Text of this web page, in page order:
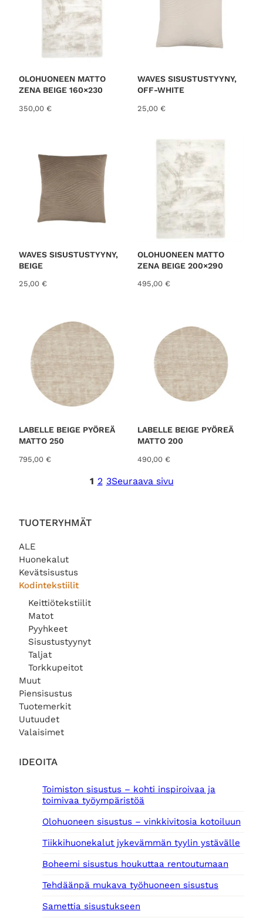
TUOTERYHMÄT
ALE
Huonekalut
Kevätsisustus
Kodintekstiilit
Keittiötekstiilit
Matot
Pyyhkeet
Sisustustyynyt
Taljat
Torkkupeitot
Muut
Piensisustus
Tuotemerkit
Uutuudet
Valaisimet
IDEOITA
Toimiston sisustus – kohti inspiroivaa ja
toimivaa työympäristöä
Olohuoneen sisustus – vinkkivitosia kotoiluun
Tiikkihuonekalut jykevämmän tyylin ystävälle
Boheemi sisustus houkuttaa rentoutumaan
Tehdäänpä mukava työhuoneen sisustus
Samettia sisustukseen
OLOHUONEEN MATTO
ZENA BEIGE 160×230
350,00 €
WAVES SISUSTUSTYYNY,
OFF-WHITE
25,00 €
WAVES SISUSTUSTYYNY,
BEIGE
25,00 €
OLOHUONEEN MATTO
ZENA BEIGE 200×290
495,00 €
LABELLE BEIGE PYÖREÄ
MATTO 250
795,00 €
LABELLE BEIGE PYÖREÄ
MATTO 200
490,00 €
1 2 3Seuraava sivu